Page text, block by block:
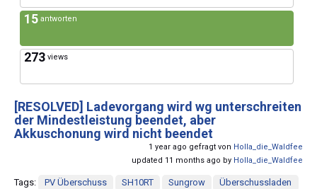
15 antworten
273 views
[RESOLVED] Ladevorgang wird wg unterschreiten
der Mindestleistung beendet, aber
Akkuschonung wird nicht beendet
1 year ago gefragt von Holla_die_Waldfee
updated 11 months ago by Holla_die_Waldfee
Tags: PV Überschuss SH10RT Sungrow
Überschussladen